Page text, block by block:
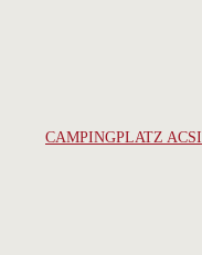
CAMPINGPLATZ ACSI